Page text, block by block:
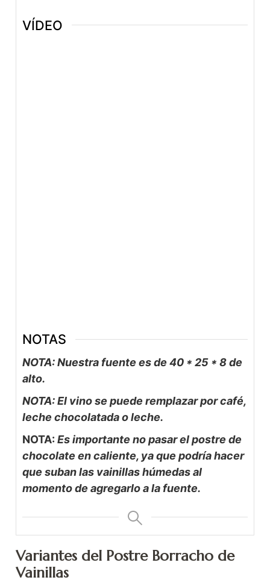
VÍDEO
NOTAS
NOTA: Nuestra fuente es de 40 * 25 * 8 de
alto.
NOTA: El vino se puede remplazar por café,
leche chocolatada o leche.
NOTA:Es importante no pasar el postre de
chocolate en caliente, ya que podría hacer
que suban las vainillas húmedas al
momento de agregarlo a la fuente.
Variantes del Postre Borracho de
Vainillas